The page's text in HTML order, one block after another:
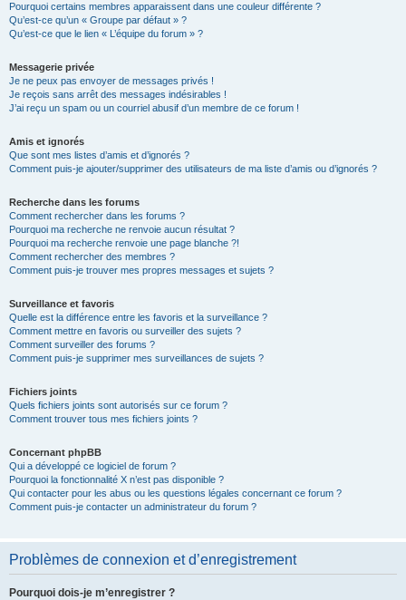
Pourquoi certains membres apparaissent dans une couleur différente ?
Qu’est-ce qu’un « Groupe par défaut » ?
Qu’est-ce que le lien « L’équipe du forum » ?
Messagerie privée
Je ne peux pas envoyer de messages privés !
Je reçois sans arrêt des messages indésirables !
J’ai reçu un spam ou un courriel abusif d’un membre de ce forum !
Amis et ignorés
Que sont mes listes d’amis et d’ignorés ?
Comment puis-je ajouter/supprimer des utilisateurs de ma liste d’amis ou d’ignorés ?
Recherche dans les forums
Comment rechercher dans les forums ?
Pourquoi ma recherche ne renvoie aucun résultat ?
Pourquoi ma recherche renvoie une page blanche ?!
Comment rechercher des membres ?
Comment puis-je trouver mes propres messages et sujets ?
Surveillance et favoris
Quelle est la différence entre les favoris et la surveillance ?
Comment mettre en favoris ou surveiller des sujets ?
Comment surveiller des forums ?
Comment puis-je supprimer mes surveillances de sujets ?
Fichiers joints
Quels fichiers joints sont autorisés sur ce forum ?
Comment trouver tous mes fichiers joints ?
Concernant phpBB
Qui a développé ce logiciel de forum ?
Pourquoi la fonctionnalité X n’est pas disponible ?
Qui contacter pour les abus ou les questions légales concernant ce forum ?
Comment puis-je contacter un administrateur du forum ?
Problèmes de connexion et d’enregistrement
Pourquoi dois-je m’enregistrer ?